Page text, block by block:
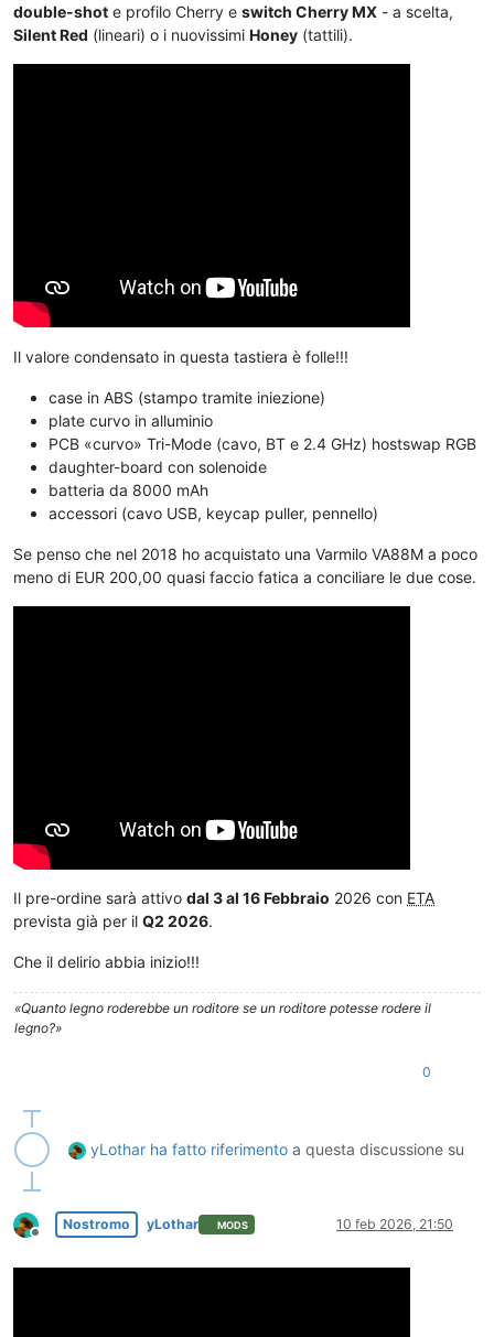
double-shot e profilo Cherry e switch Cherry MX - a scelta,
Silent Red (lineari) o i nuovissimi Honey (tattili).
Il valore condensato in questa tastiera è folle!!!
case in ABS (stampo tramite iniezione)
plate curvo in alluminio
PCB «curvo» Tri-Mode (cavo, BT e 2.4 GHz) hostswap RGB
daughter-board con solenoide
batteria da 8000 mAh
accessori (cavo USB, keycap puller, pennello)
Se penso che nel 2018 ho acquistato una Varmilo VA88M a poco
meno di EUR 200,00 quasi faccio fatica a conciliare le due cose.
Il pre-ordine sarà attivo dal 3 al 16 Febbraio 2026 con ETA
prevista già per il Q2 2026.
Che il delirio abbia inizio!!!
«Quanto legno roderebbe un roditore se un roditore potesse rodere il
legno?»
0
yLothar ha fatto riferimento a questa discussione su
Non in linea
Nostromo yLothar MODS 10 feb 2026, 21:50